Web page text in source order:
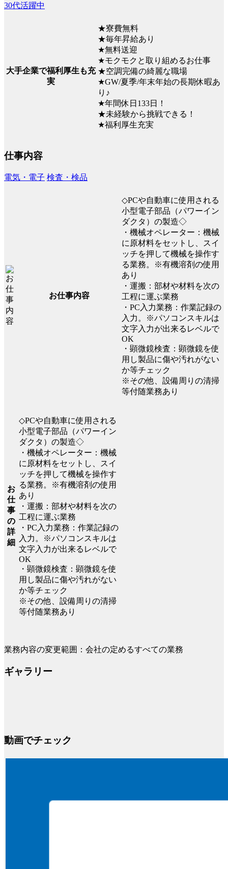
30代活躍中
大手企業で福利厚生も充
実
★寮費無料
★毎年昇給あり
★無料送迎
★モクモクと取り組めるお仕事
★空調完備の綺麗な職場
★GW/夏季/年末年始の長期休暇あ
り♪
★年間休日133日！
★未経験から挑戦できる！
★福利厚生充実
仕事内容
電気・電子 検査・検品
お仕事内容
◇PCや自動車に使用される
小型電子部品（パワーイン
ダクタ）の製造◇
・機械オペレーター：機械
に原材料をセットし、スイ
ッチを押して機械を操作す
る業務。※有機溶剤の使用
あり
・運搬：部材や材料を次の
工程に運ぶ業務
・PC入力業務：作業記録の
入力。※パソコンスキルは
文字入力が出来るレベルで
OK
・顕微鏡検査：顕微鏡を使
用し製品に傷や汚れがない
か等チェック
※その他、設備周りの清掃
等付随業務あり
お
仕
事
の
詳
細
◇PCや自動車に使用される
小型電子部品（パワーイン
ダクタ）の製造◇
・機械オペレーター：機械
に原材料をセットし、スイ
ッチを押して機械を操作す
る業務。※有機溶剤の使用
あり
・運搬：部材や材料を次の
工程に運ぶ業務
・PC入力業務：作業記録の
入力。※パソコンスキルは
文字入力が出来るレベルで
OK
・顕微鏡検査：顕微鏡を使
用し製品に傷や汚れがない
か等チェック
※その他、設備周りの清掃
等付随業務あり
業務内容の変更範囲：会社の定めるすべての業務
ギャラリー
動画でチェック